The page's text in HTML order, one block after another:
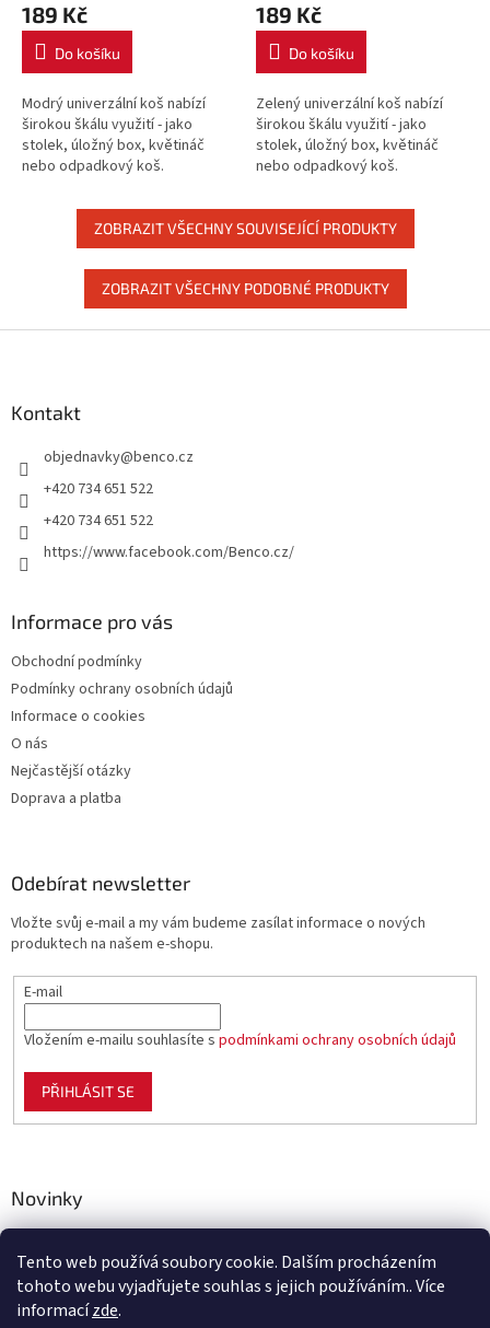
Tento web používá soubory cookie. Dalším procházením
tohoto webu vyjadřujete souhlas s jejich používáním.. Více
informacízde.
189 Kč
Do košíku
Modrý univerzální koš nabízí
širokou škálu využití - jako
stolek, úložný box, květináč
nebo odpadkový koš.
189 Kč
Do košíku
Zelený univerzální koš nabízí
širokou škálu využití - jako
stolek, úložný box, květináč
nebo odpadkový koš.
ZOBRAZIT VŠECHNY SOUVISEJÍCÍ PRODUKTY
ZOBRAZIT VŠECHNY PODOBNÉ PRODUKTY
Kontakt
objednavky@benco.cz
+420 734 651 522
+420 734 651 522
https://www.facebook.com/Benco.cz/
Informace pro vás
Obchodní podmínky
Podmínky ochrany osobních údajů
Informace o cookies
O nás
Nejčastější otázky
Doprava a platba
Odebírat newsletter
Vložte svůj e-mail a my vám budeme zasílat informace o nových
produktech na našem e-shopu.
E-mail
Vložením e-mailu souhlasíte s podmínkami ochrany osobních údajů
PŘIHLÁSIT SE
Novinky
zahradu, chov i domácnost